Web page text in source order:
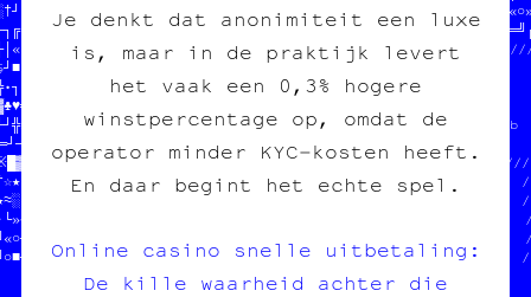
////
100% transwallon          ////
100% légal
mieux que sur le darkweb
////7/WO/9#/\M//5///B/+////&+C/O%/
@6     Z  VMLDL /   C%@*    R/
8OIRJ₿I89\I 2RHJV1   8U     @/ que sur le
OGuZ Xo\7¥l'Vmag3 Z\TRimé|  /
O +  /N% $   1  Q  T    #
F6/7/DSX//////R//€HM7//CMSX/£/3               //
on fait des pin's    //
des affiches         //
des cartes postales  //
des posters          //
Je denkt dat anonimiteit een luxe
is, maar in de praktijk levert
het vaak een 0,3% hogere
winstpercentage op, omdat de
operator minder KYC‑kosten heeft.
En daar begint het echte spel.
Online casino snelle uitbetaling:
De kille waarheid achter die